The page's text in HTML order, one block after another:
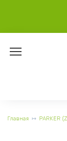
Главная PARKER